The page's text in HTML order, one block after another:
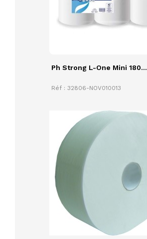
Ph Strong L-One Mini 180...
Réf : 32806-NOV010013